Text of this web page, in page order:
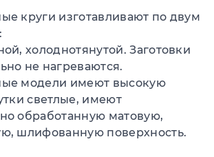
круги изготавливают по двум
холоднотянутой. Заготовки
не нагреваются.
модели имеют высокую
светлые, имеют
обработанную матовую,
шлифованную поверхность.